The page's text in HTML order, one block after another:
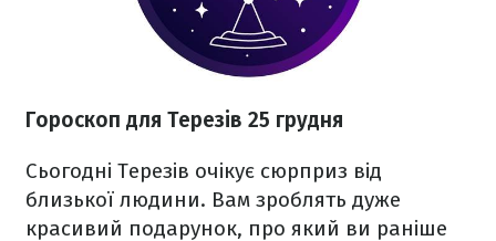
Гороскоп для Терезів 25 грудня
Сьогодні Терезів очікує сюрприз від
близької людини. Вам зроблять дуже
красивий подарунок, про який ви раніше